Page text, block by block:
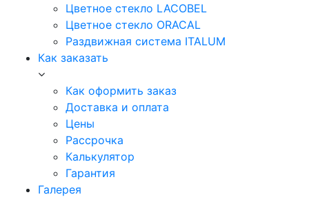
Цветное стекло LACOBEL
Цветное стекло ORACAL
Раздвижная система ITALUM
Как заказать
Как оформить заказ
Доставка и оплата
Цены
Рассрочка
Калькулятор
Гарантия
Галерея